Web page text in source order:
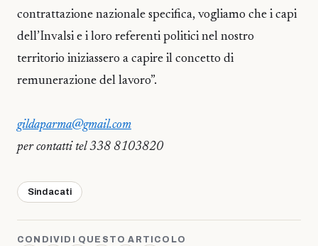
contrattazione nazionale specifica, vogliamo che i capi
dell’Invalsi e i loro referenti politici nel nostro
territorio iniziassero a capire il concetto di
remunerazione del lavoro”.
gildaparma@gmail.com
per contatti tel 338 8103820
Sindacati
CONDIVIDI QUESTO ARTICOLO